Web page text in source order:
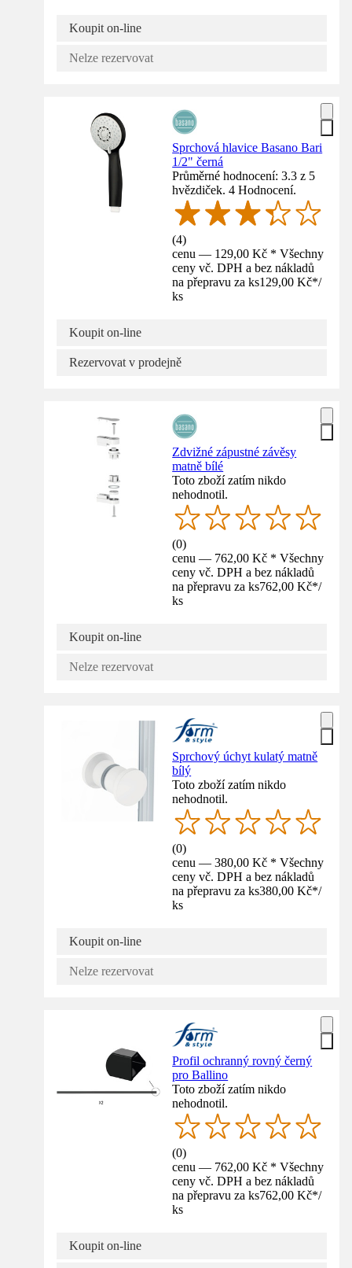
Koupit on-line
Nelze rezervovat
Sprchová hlavice Basano Bari
1/2" černá
Průměrné hodnocení: 3.3 z 5
hvězdiček. 4 Hodnocení.
(4)
cenu — 129,00 Kč * Všechny
ceny vč. DPH a bez nákladů
na přepravu za ks129,00 Kč*/
ks
Koupit on-line
Rezervovat v prodejně
Zdvižné zápustné závěsy
matně bílé
Toto zboží zatím nikdo
nehodnotil.
(0)
cenu — 762,00 Kč * Všechny
ceny vč. DPH a bez nákladů
na přepravu za ks762,00 Kč*/
ks
Koupit on-line
Nelze rezervovat
Sprchový úchyt kulatý matně
bílý
Toto zboží zatím nikdo
nehodnotil.
(0)
cenu — 380,00 Kč * Všechny
ceny vč. DPH a bez nákladů
na přepravu za ks380,00 Kč*/
ks
Koupit on-line
Nelze rezervovat
Profil ochranný rovný černý
pro Ballino
Toto zboží zatím nikdo
nehodnotil.
(0)
cenu — 762,00 Kč * Všechny
ceny vč. DPH a bez nákladů
na přepravu za ks762,00 Kč*/
ks
Koupit on-line